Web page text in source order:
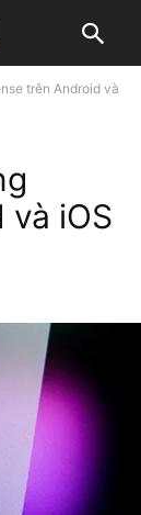
trên Android và
và iOS